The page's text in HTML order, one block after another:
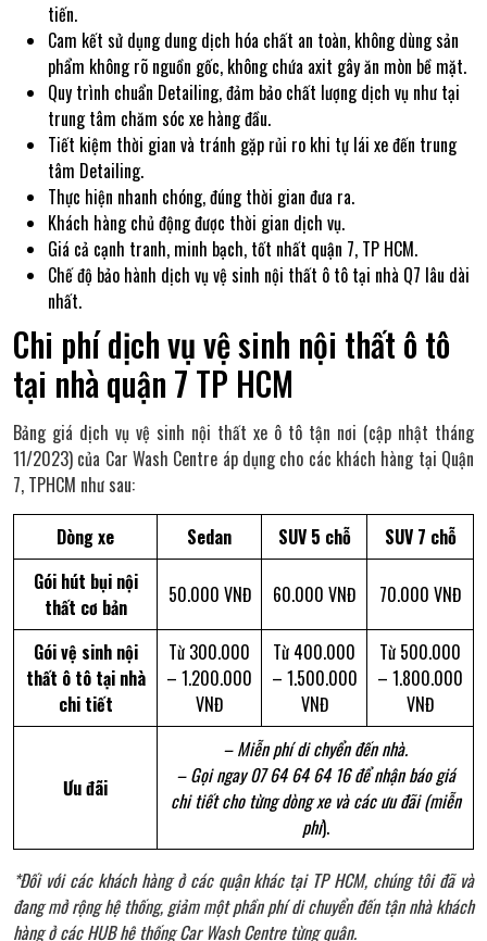
tiến.
Cam kết sử dụng dung dịch hóa chất an toàn, không dùng sản
phẩm không rõ nguồn gốc, không chứa axit gây ăn mòn bề mặt.
Quy trình chuẩn Detailing, đảm bảo chất lượng dịch vụ như tại
trung tâm chăm sóc xe hàng đầu.
Tiết kiệm thời gian và tránh gặp rủi ro khi tự lái xe đến trung
tâm Detailing.
Thực hiện nhanh chóng, đúng thời gian đưa ra.
Khách hàng chủ động được thời gian dịch vụ.
Giá cả cạnh tranh, minh bạch, tốt nhất quận 7, TP HCM.
Chế độ bảo hành dịch vụ vệ sinh nội thất ô tô tại nhà Q7 lâu dài
nhất.
Chi phí dịch vụ vệ sinh nội thất ô tô
tại nhà quận 7 TP HCM
Bảng giá dịch vụ vệ sinh nội thất xe ô tô tận nơi (cập nhật tháng
11/2023) của Car Wash Centre áp dụng cho các khách hàng tại Quận
7, TPHCM như sau:
Dòng xe
Sedan SUV 5 chỗ
SUV 7 chỗ
Gói hút bụi nội
thất cơ bản
50.000 VNĐ 60.000 VNĐ 70.000 VNĐ
Gói vệ sinh nội
thất ô tô tại nhà
chi tiết
Từ 300.000
– 1.200.000
VNĐ
Từ 400.000
– 1.500.000
VNĐ
Từ 500.000
– 1.800.000
VNĐ
Ưu đãi
– Miễn phí di chyển đến nhà.
– Gọi ngay 07 64 64 64 16 để nhận báo giá
chi tiết cho từng dòng xe và các ưu đãi (miễn
phí).
*Đối với các khách hàng ở các quận khác tại TP HCM, chúng tôi đã và
đang mở rộng hệ thống, giảm một phần phí di chuyển đến tận nhà khách
hàng ở các HUB hệ thống Car Wash Centre từng quận.